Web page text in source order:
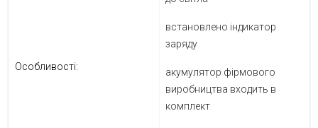
Особливості:
встановлено індикатор
заряду
акумулятор фірмового
виробництва входить в
комплект